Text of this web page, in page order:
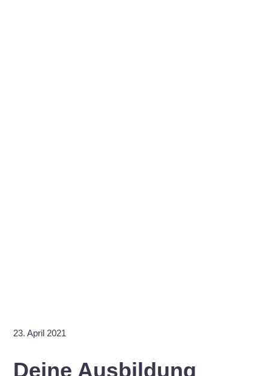
23. April 2021
Deine Ausbildung